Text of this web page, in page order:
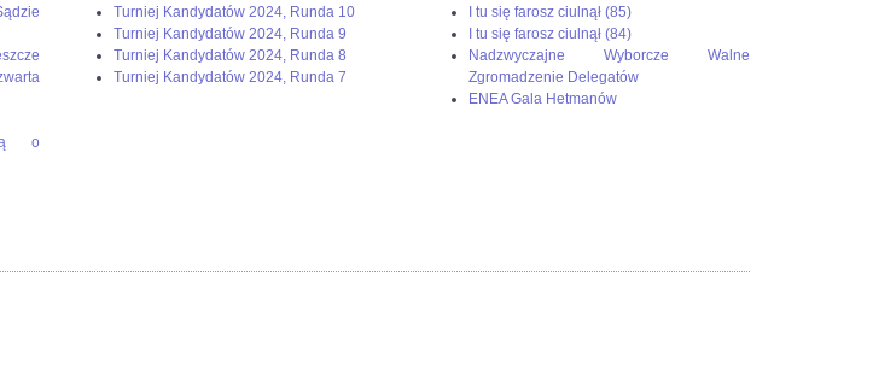
o
Turniej Kandydatów 2024, Runda 10
Turniej Kandydatów 2024, Runda 9
Turniej Kandydatów 2024, Runda 8
Turniej Kandydatów 2024, Runda 7
I tu się farosz ciulnął (85)
I tu się farosz ciulnął (84)
Nadzwyczajne Wyborcze Walne
Zgromadzenie Delegatów
ENEA Gala Hetmanów